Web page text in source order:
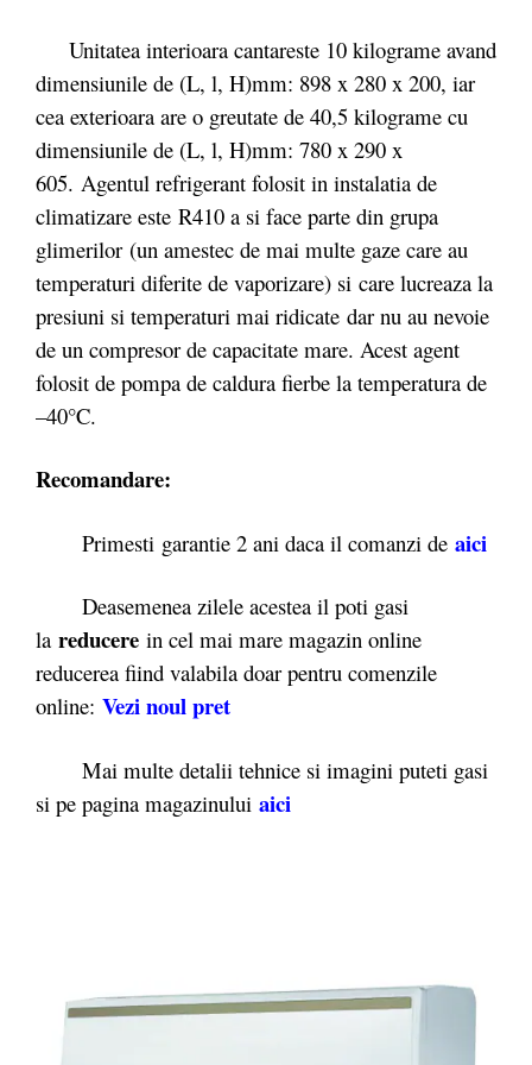
Unitatea interioara cantareste 10 kilograme avand
dimensiunile de (L, l, H)mm: 898 x 280 x 200, iar
cea exterioara are o greutate de 40,5 kilograme cu
dimensiunile de (L, l, H)mm: 780 x 290 x
605. Agentul refrigerant folosit in instalatia de
climatizare este R410 a si face parte din grupa
glimerilor (un amestec de mai multe gaze care au
temperaturi diferite de vaporizare) si care lucreaza la
presiuni si temperaturi mai ridicate dar nu au nevoie
de un compresor de capacitate mare. Acest agent
folosit de pompa de caldura fierbe la temperatura de
–40°C.
Recomandare:
Primesti garantie 2 ani daca il comanzi de aici
Deasemenea zilele acestea il poti gasi
la reducere in cel mai mare magazin online
reducerea fiind valabila doar pentru comenzile
online: Vezi noul pret
Mai multe detalii tehnice si imagini puteti gasi
si pe pagina magazinului aici